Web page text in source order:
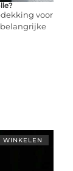
voor
belangrijke
WINKELEN